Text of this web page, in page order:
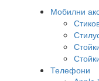
Мобилни
Телефони